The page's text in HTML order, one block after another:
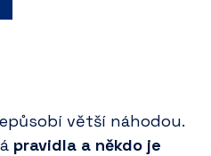
větší náhodou.
pravidla a někdo je